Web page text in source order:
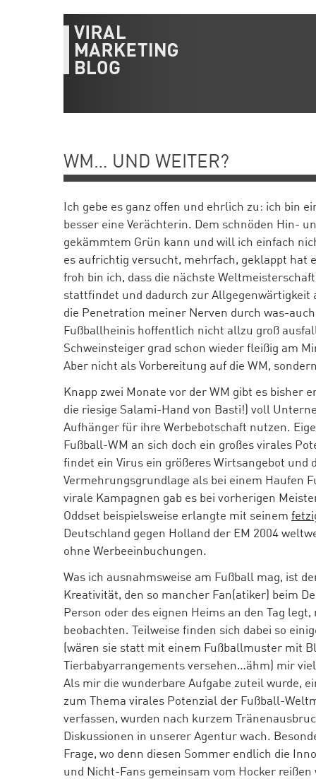
WM… UND WEITER?
Ich gebe es ganz offen und ehrlich zu: ich bin
besser eine Verächterin. Dem schnöden Hin-
gekämmtem Grün kann und will ich einfach
es aufrichtig versucht, mehrfach, geklappt hat
froh bin ich, dass die nächste
stattfindet und dadurch zur Allgegenwärtigkeit
die Penetration meiner Nerven durch was-
Fußballheinis hoffentlich nicht allzu groß
Schweinsteiger grad schon wieder fleißig am
Aber nicht als Vorbereitung auf die WM,
Knapp zwei Monate vor der WM gibt es bisher
die riesige Salami-Hand von Basti!) voll
Aufhänger für ihre Werbebotschaft nutzen.
Fußball-WM an sich doch ein großes virales
findet ein Virus ein größeres Wirtsangebot und
Vermehrungsgrundlage als bei einem Haufen
virale Kampagnen gab es bei vorherigen
Oddset beispielsweise erlangte mit seinem
Deutschland gegen Holland der EM 2004
ohne Werbeeinbuchungen.
Was ich ausnahmsweise am Fußball mag, ist
Kreativität, den so mancher Fan(atiker) beim
Person oder des eignen Heims an den Tag
beobachten. Teilweise finden sich dabei so
(wären sie statt mit einem Fußballmuster mit
Tierbabyarrangements versehen…ähm) mir
Als mir die wunderbare Aufgabe zuteil wurde,
zum Thema virales Potenzial der Fußball-
verfassen, wurden nach kurzem
Diskussionen in unserer Agentur wach.
Frage, wo denn diesen Sommer endlich die
und Nicht-Fans gemeinsam vom Hocker